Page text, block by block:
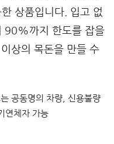
상품입니다. 입고 없
90%까지 한도를 잡을
상의 목돈을 만들 수
공동명의 차량, 신용불량
연체자 가능